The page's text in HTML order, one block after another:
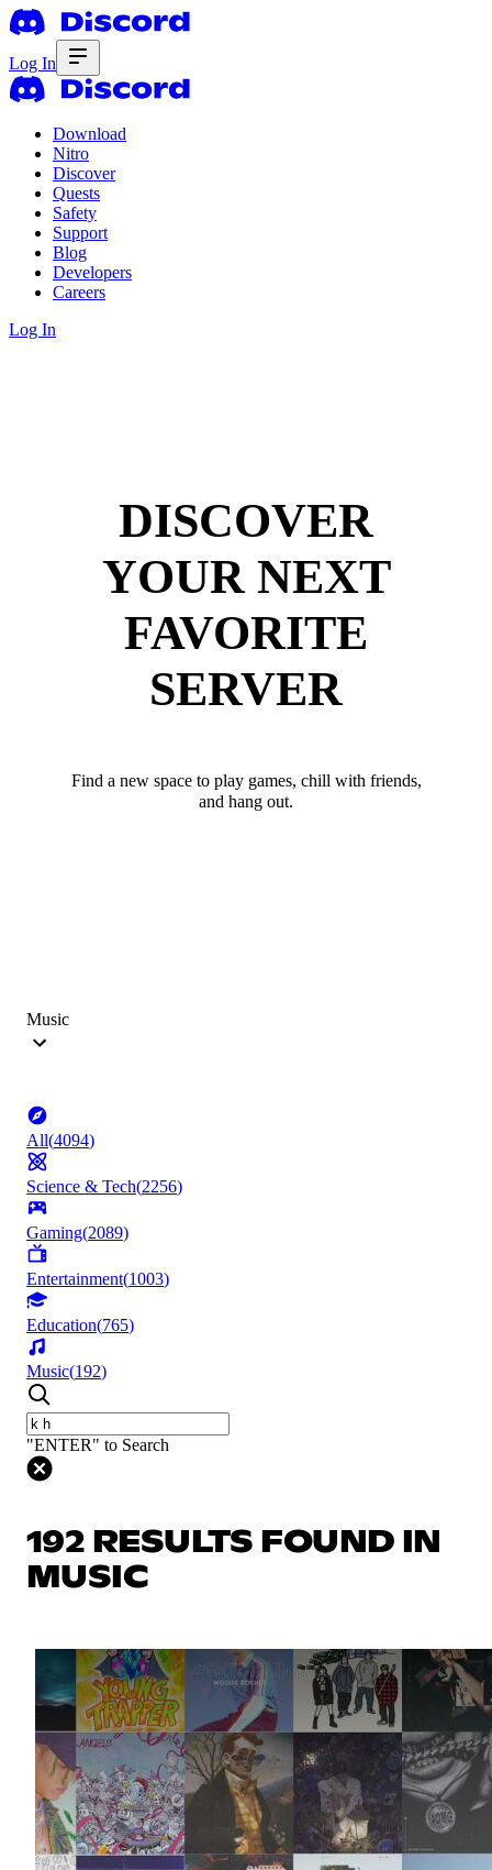
Log In
Download
Nitro
Discover
Quests
Safety
Support
Blog
Developers
Careers
Log In
DISCOVER
YOUR NEXT
FAVORITE
SERVER
Find a new space to play games, chill with friends,
and hang out.
Music
All(4094)
Science & Tech(2256)
Gaming(2089)
Entertainment(1003)
Education(765)
Music(192)
"ENTER" to Search
192 RESULTS FOUND IN
MUSIC